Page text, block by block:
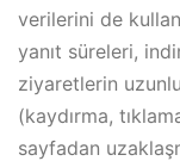
verilerini de
yanıt süreleri,
ziyaretlerin
(kaydırma,
sayfadan